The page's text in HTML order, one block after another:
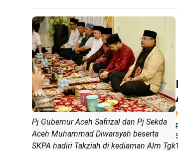
Pj Gubernur Aceh Safrizal dan Pj Sekda
Aceh Muhammad Diwarsyah beserta
SKPA hadiri Takziah di kediaman Alm Tgk